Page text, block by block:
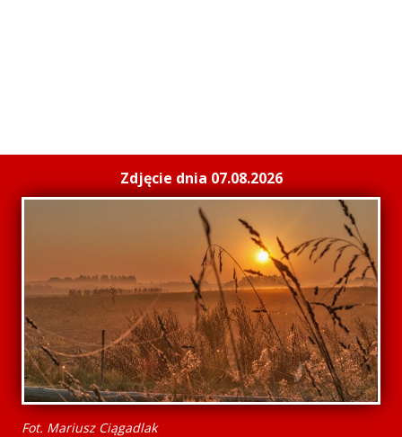
Zdjęcie dnia 07.08.2026
Fot. Mariusz Ciągadlak